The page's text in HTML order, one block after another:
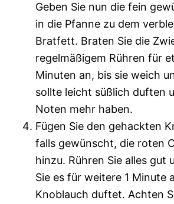
Geben Sie nun die fein
in die Pfanne zu dem
Bratfett. Braten Sie die
regelmäßigem Rühren für
Minuten an, bis sie weich
sollte leicht süßlich duften
Noten mehr haben.
Fügen Sie den gehackten
falls gewünscht, die roten
hinzu. Rühren Sie alles gut
Sie es für weitere 1 Minute
Knoblauch duftet. Achten